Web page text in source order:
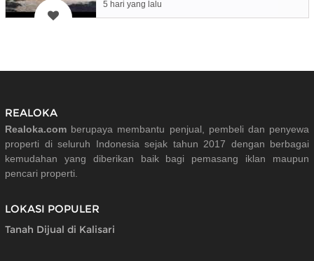
5 hari yang lalu
REALOKA
Realoka.com berupaya membantu penjual, pembeli dan penyewa
properti di seluruh Indonesia sejak tahun 2017 dengan berbagai
kemudahan yang diberikan baik bagi pemasang iklan maupun
pencari properti.
LOKASI POPULER
Tanah Dijual di Kalisari